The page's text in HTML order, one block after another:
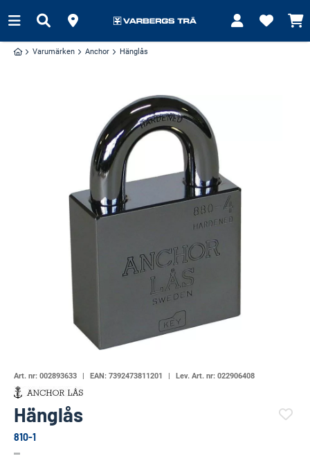
Varumärken Anchor Hänglås
Art. nr: 002893633 EAN: 7392473811201 Lev. Art. nr: 022906408
Hänglås
810-1